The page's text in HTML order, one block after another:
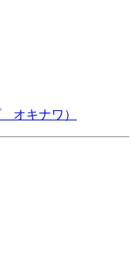
オキナワ）